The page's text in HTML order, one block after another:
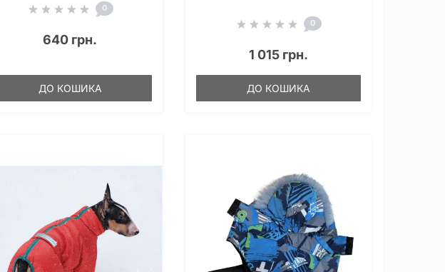
0
640 грн.
ДО КОШИКА
0
1 015 грн.
ДО КОШИКА